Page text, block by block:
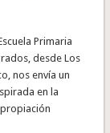
Primaria
desde Los
nos envía un
en la